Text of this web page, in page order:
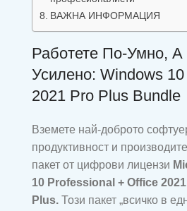
ВАЖНА ИНФОРМАЦИЯ
Работете По-Умно,
Усилено: Windows
2021 Pro Plus Bundle
Вземете най-доброто
продуктивност и
пакет от цифрови лицензи
10 Professional + Office
Plus. Този пакет „всичко в